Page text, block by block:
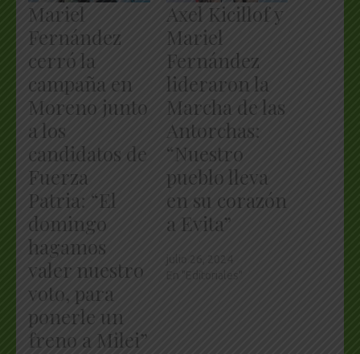
Mariel
Fernández
cerró la
campaña en
Moreno junto
a los
candidatos de
Fuerza
Patria: “El
domingo
hagamos
valer nuestro
voto, para
ponerle un
freno a Milei”
Axel Kicillof y
Mariel
Fernández
lideraron la
Marcha de las
Antorchas:
“Nuestro
pueblo lleva
en su corazón
a Evita”